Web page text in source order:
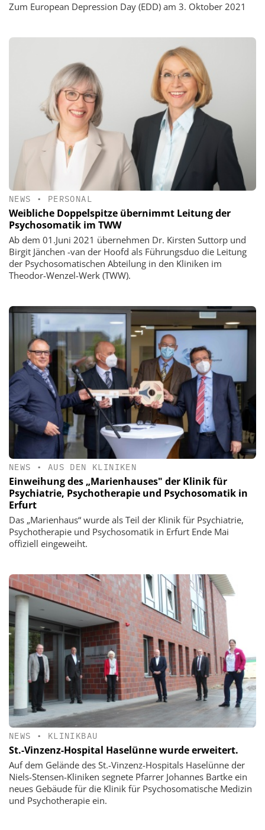
Zum European Depression Day (EDD) am 3. Oktober 2021
NEWS • PERSONAL
Weibliche Doppelspitze übernimmt Leitung der
Psychosomatik im TWW
Ab dem 01.Juni 2021 übernehmen Dr. Kirsten Suttorp und
Birgit Jänchen -van der Hoofd als Führungsduo die Leitung
der Psychosomatischen Abteilung in den Kliniken im
Theodor-Wenzel-Werk (TWW).
NEWS • AUS DEN KLINIKEN
Einweihung des „Marienhauses" der Klinik für
Psychiatrie, Psychotherapie und Psychosomatik in
Erfurt
Das „Marienhaus“ wurde als Teil der Klinik für Psychiatrie,
Psychotherapie und Psychosomatik in Erfurt Ende Mai
offiziell eingeweiht.
NEWS • KLINIKBAU
St.-Vinzenz-Hospital Haselünne wurde erweitert.
Auf dem Gelände des St.-Vinzenz-Hospitals Haselünne der
Niels-Stensen-Kliniken segnete Pfarrer Johannes Bartke ein
neues Gebäude für die Klinik für Psychosomatische Medizin
und Psychotherapie ein.